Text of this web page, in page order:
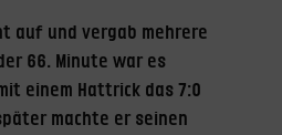
auf und vergab mehrere
66. Minute war es
einem Hattrick das 7:0
machte er seinen